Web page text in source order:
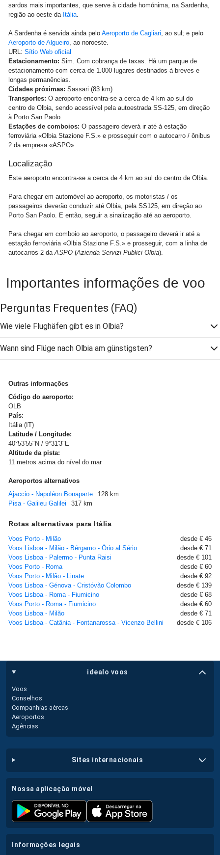
sardos mais importantes, que serve à cidade homónima, na Sardenha,
região ao oeste da Itália
A Sardenha é servida ainda pelo Aeroporto de Cagliari , ao sul; e pelo
Aeroporto de Algueiro , ao noroeste.
URL: Sítio Web oficial
Estacionamento: Sim. Com cobrança de taxas. Há um parque de
estacionamento com cerca de 1.000 lugares destinados à breves e
longas permanências.
Cidades próximas: Sassari (83 km)
Transportes: O aeroporto encontra-se a cerca de 4 km ao sul do
centro de Olbia, sendo acessível pela autoestrada SS-125, em direção
à Porto San Paolo.
Estações de comboios: O passageiro deverá ir até à estação
ferroviária «Olbia Stazione F.S.» e prosseguir com o autocarro / ônibus
2 da empresa «ASPO».
Localização
Este aeroporto encontra-se a cerca de 4 km ao sul do centro de Olbia.
Para chegar em automóvel ao aeroporto, os motoristas / os
passageiros deverão conduzir até Olbia, pela SS125, em direção ao
Porto San Paolo. E então, seguir a sinalização até ao aeroporto.
Para chegar em comboio ao aeroporto, o passageiro deverá ir até a
estação ferroviária «Olbia Stazione F.S.» e prosseguir, com a linha de
autocarros 2 da ASPO (Azienda Servizi Publici Olbia).
Importantes informações de voo
Perguntas Frequentes (FAQ)
Wie viele Flughäfen gibt es in Olbia?
Wann sind Flüge nach Olbia am günstigsten?
Outras informações
Código do aeroporto:
OLB
País:
Itália (IT)
Latitude / Longitude:
40°53'55"N / 9°31'3"E
Altitude da pista:
11 metros acima do nível do mar
Aeroportos alternativos
Ajaccio - Napoléon Bonaparte
128 km
Pisa - Galileu Galilei
317 km
Rotas alternativas para Itália
Voos Porto - Milão
desde € 46
Voos Lisboa - Milão - Bérgamo - Ório al Sério
desde € 71
Voos Lisboa - Palermo - Punta Raisi
desde € 101
Voos Porto - Roma
desde € 60
Voos Porto - Milão - Linate
desde € 92
Voos Lisboa - Génova - Cristóvão Colombo
desde € 139
Voos Lisboa - Roma - Fiumicino
desde € 68
Voos Porto - Roma - Fiumicino
desde € 60
Voos Lisboa - Milão
desde € 71
Voos Lisboa - Catânia - Fontanarossa - Vicenzo Bellini
desde € 106
idealo voos
Voos
Conselhos
Companhias aéreas
Aeroportos
Agências
sites internacionais
nossa aplicação móvel
informações legais